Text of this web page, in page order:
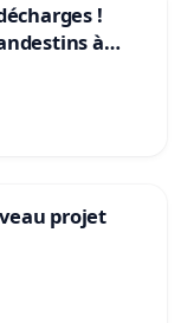
!
à
projet